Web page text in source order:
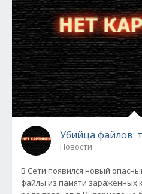
Убийца файлов:
Новости
В Сети появился новый
файлы из памяти зараженных